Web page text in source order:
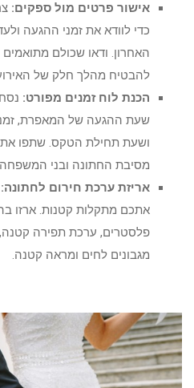
אישור פרטים מול ספקים:
כדי לוודא את זמני ההגעה
האחרון. ודאו שכולם מתואמים
להבטיח מהלך חלק של האירוע.
הכנת לוח זמנים מפורט:נסחו
שעת ההגעה של המאפרת, זמני
ושעת תחילת הטקס. שתפו את
מסיבת החתונה ובני המשפחה
אריזת ערכת חירום לחתונה:
אתכם מתקלות קטנות. ארזו בה
פלסטרים, ערכת תפירה קטנה,
מגבונים לחים ומראה קטנה.